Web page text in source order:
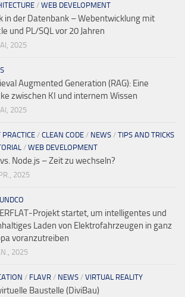
/ WEB DEVELOPMENT
in der Datenbank – Webentwicklung mit
und PL/SQL vor 20 Jahren
2025
Augmented Generation (RAG): Eine
zwischen KI und internem Wissen
2025
PRACTICE / CLEAN CODE / NEWS / TIPS AND TRICKS
/ WEB DEVELOPMENT
Node.js – Zeit zu wechseln?
2025
Projekt startet, um intelligentes und
Laden von Elektrofahrzeugen in ganz
voranzutreiben
2025
/ FLAVR / NEWS / VIRTUAL REALITY
Baustelle (DiviBau)